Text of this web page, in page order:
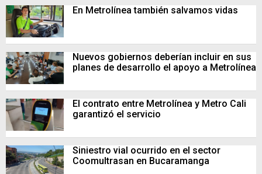
En Metrolínea también salvamos vidas
Nuevos gobiernos deberían incluir en sus
planes de desarrollo el apoyo a Metrolínea
El contrato entre Metrolínea y Metro Cali
garantizó el servicio
Siniestro vial ocurrido en el sector
Coomultrasan en Bucaramanga